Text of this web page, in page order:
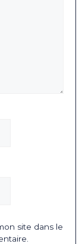
site dans le